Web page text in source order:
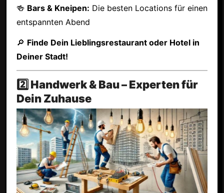
🍻 Bars & Kneipen: Die besten Locations für einen
entspannten Abend
🔎 Finde Dein Lieblingsrestaurant oder Hotel in
Deiner Stadt!
2️⃣ Handwerk & Bau – Experten für
Dein Zuhause